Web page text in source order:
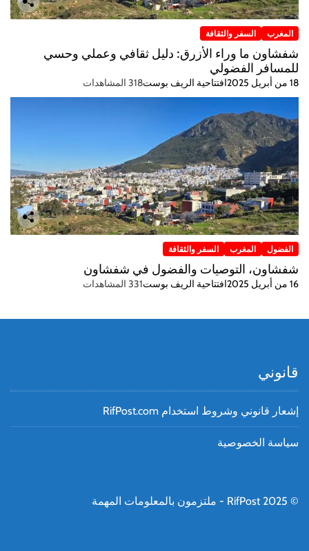
المغرب السفر والثقافة
شفشاون ما وراء الأزرق: دليل ثقافي وعملي وحسي
للمسافر الفضولي
18 من أبريل 2025 افتتاحية الريف بوست318 المشاهدات
الفضول المغرب السفر والثقافة
شفشاون، التوصيات والفضول في شفشاون
16 من أبريل 2025 افتتاحية الريف بوست331 المشاهدات
قانوني
إشعار قانوني وشروط استخدام RifPost.com
سياسة الخصوصية
© RifPost 2025 - ملتزمون بالمعلومات المهمة